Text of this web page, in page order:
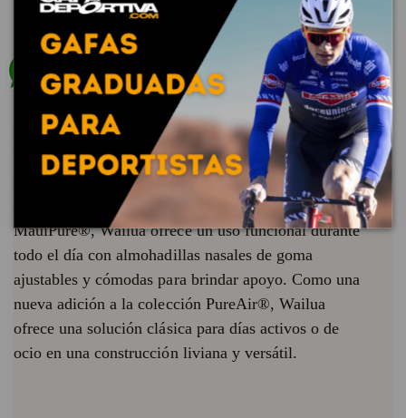
Gafas de sol
polarizadas clásicas
El nombre de la ciudad costera del este de Kauai,
Wailua se traduce como "dos aguas". Este estilo está
diseñado para incitar su sentido de la aventura.
Combinando una montura de nailon y lentes
MauiPure®, Wailua ofrece un uso funcional durante
todo el día con almohadillas nasales de goma
ajustables y cómodas para brindar apoyo. Como una
nueva adición a la colección PureAir®, Wailua
ofrece una solución clásica para días activos o de
ocio en una construcción liviana y versátil.